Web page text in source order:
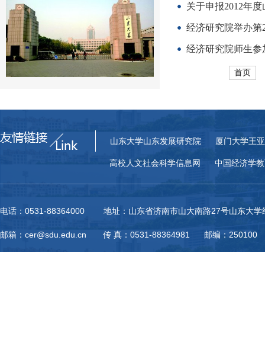
关于申报2012年
经济研究院举办第
经济研究院师生参
首页
山东大学山东发展研究院 厦门大学王
高校人文社会科学信息网 中国经济学
电话：0531-88364000 地址：山东省济南市山大南路27号山东大学
邮箱：cer@sdu.edu.cn 传 真：0531-88364981 邮编：250100